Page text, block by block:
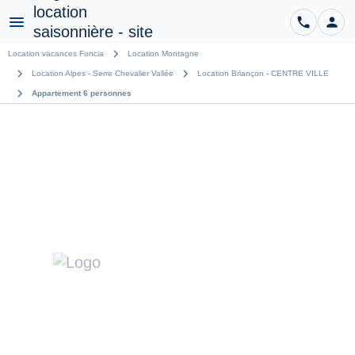
Menu phone person
Location vacances Foncia chevron_right Location Montagne
chevron_right Location Alpes - Serre Chevalier Vallée chevron_right Location Briançon - CENTRE VILLE
chevron_right Appartement 6 personnes